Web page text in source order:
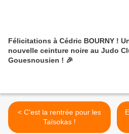
Félicitations à Cédric BOURNY !
nouvelle ceinture noire au Judo
Gouesnousien ! 🎉
< C'est la rentrée pour les
Taïsokas !